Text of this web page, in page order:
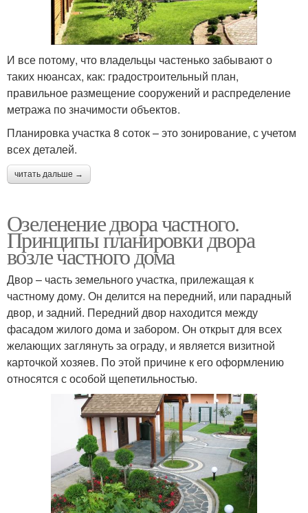
И все потому, что владельцы частенько забывают о
таких нюансах, как: градостроительный план,
правильное размещение сооружений и распределение
метража по значимости объектов.
Планировка участка 8 соток – это зонирование, с учетом
всех деталей.
читать дальше →
Озеленение двора частного.
Принципы планировки двора
возле частного дома
Двор – часть земельного участка, прилежащая к
частному дому. Он делится на передний, или парадный
двор, и задний. Передний двор находится между
фасадом жилого дома и забором. Он открыт для всех
желающих заглянуть за ограду, и является визитной
карточкой хозяев. По этой причине к его оформлению
относятся с особой щепетильностью.